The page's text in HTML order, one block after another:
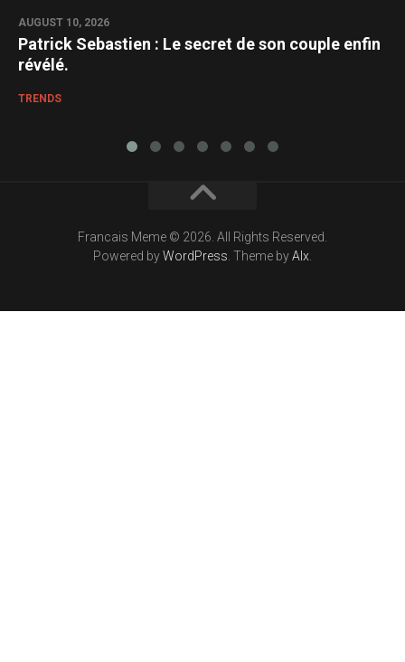
AUGUST 10, 2026
Patrick Sebastien : Le secret de son couple enfin
révélé.
TRENDS
Francais Meme © 2026. All Rights Reserved.
Powered byWordPress. Theme byAlx.